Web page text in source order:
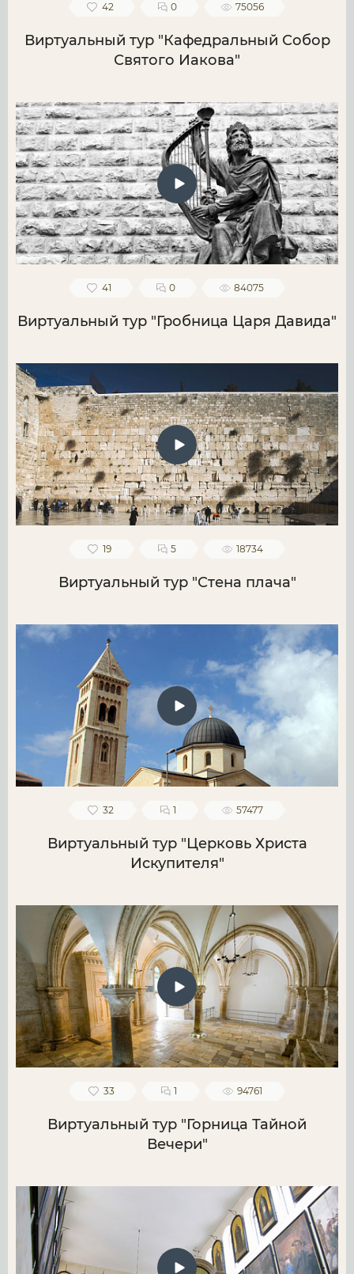
42 0 75056
Виртуальный тур "Кафедральный Собор
Святого Иакова"
41 0 84075
Виртуальный тур "Гробница Царя Давида"
19 5 18734
Виртуальный тур "Стена плача"
32 1 57477
Виртуальный тур "Церковь Христа
Искупителя"
33 1 94761
Виртуальный тур "Горница Тайной
Вечери"